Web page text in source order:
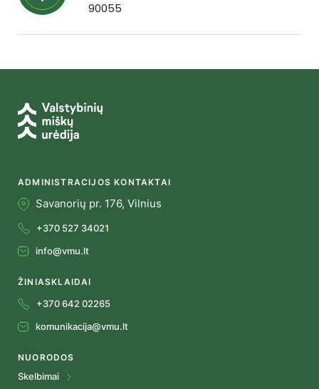
90055
ADMINISTRACIJOS KONTAKTAI
Savanorių pr. 176, Vilnius
+370 527 34021
info@vmu.lt
ŽINIASKLAIDAI
+370 642 02265
komunikacija@vmu.lt
NUORODOS
Skelbimai